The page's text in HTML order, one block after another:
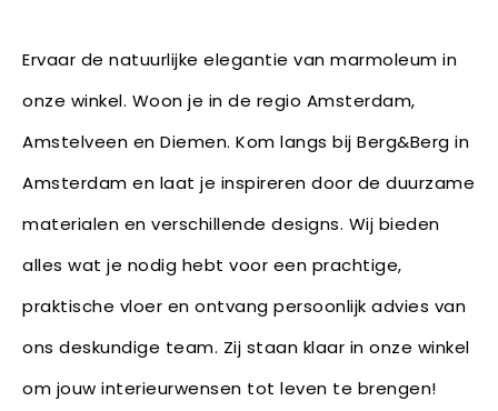
Ervaar de natuurlijke elegantie van marmoleum in
onze winkel. Woon je in de regio Amsterdam,
Amstelveen en Diemen. Kom langs bij Berg&Berg in
Amsterdam en laat je inspireren door de duurzame
materialen en verschillende designs. Wij bieden
alles wat je nodig hebt voor een prachtige,
praktische vloer en ontvang persoonlijk advies van
ons deskundige team. Zij staan klaar in onze winkel
om jouw interieurwensen tot leven te brengen!